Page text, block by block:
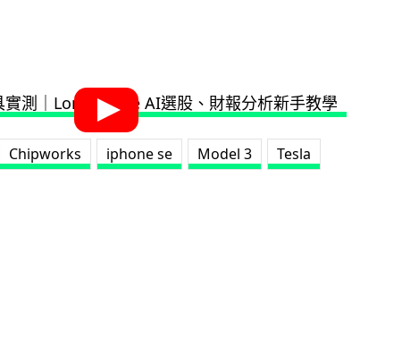
Chipworks iphone se Model 3
Tesla